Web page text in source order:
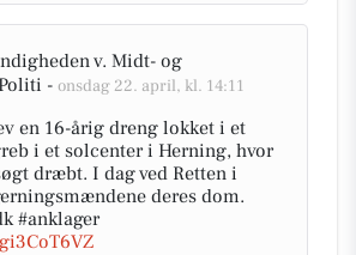
v. Midt- og
- onsdag 22. april, kl. 14:11
en 16-årig dreng lokket i et
i et solcenter i Herning, hvor
dræbt. I dag ved Retten i
deres dom.
#anklager